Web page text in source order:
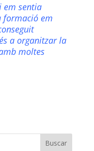
em sentia
formació em
a organitzar la
moltes